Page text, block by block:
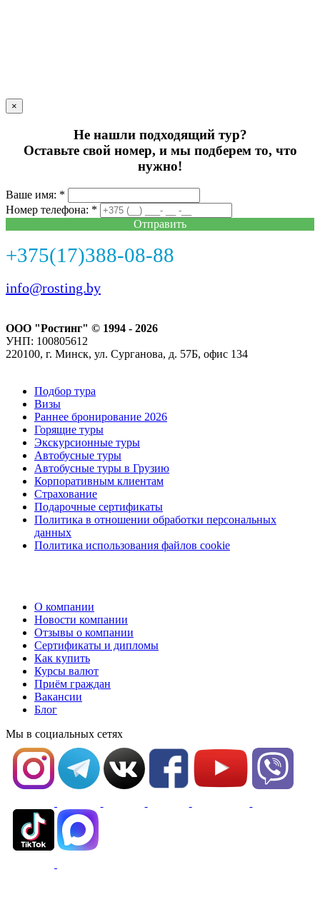
×
Не нашли подходящий тур?
Оставьте свой номер, и мы подберем то, что
нужно!
Ваше имя: *
Номер телефона: *
Отправить
+375(17)388-08-88
info@rosting.by
ООО "Ростинг" © 1994 - 2026
УНП: 100805612
220100, г. Минск, ул. Сурганова, д. 57Б, офис 134
Подбор тура
Визы
Раннее бронирование 2026
Горящие туры
Экскурсионные туры
Автобусные туры
Автобусные туры в Грузию
Корпоративным клиентам
Страхование
Подарочные сертификаты
Политика в отношении обработки персональных
данных
Политика использования файлов cookie
О компании
Новости компании
Отзывы о компании
Сертификаты и дипломы
Как купить
Курсы валют
Приём граждан
Вакансии
Блог
Мы в социальных сетях